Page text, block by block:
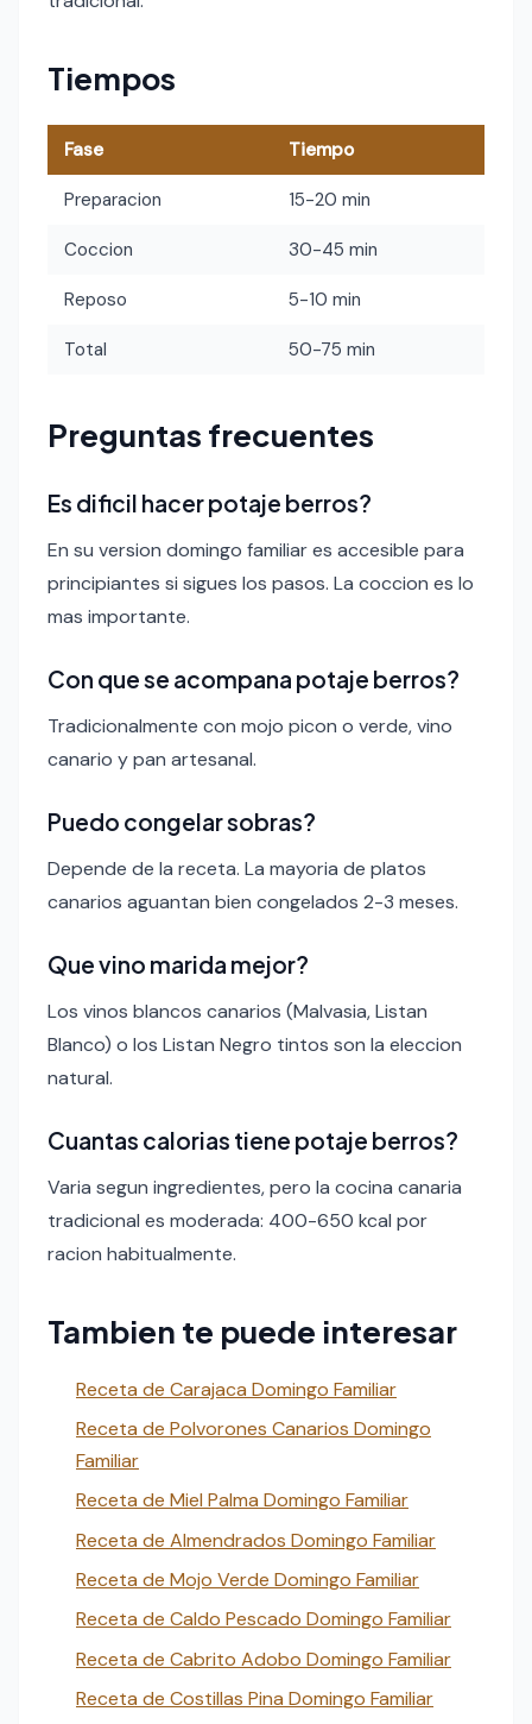
Tiempos
Fase Tiempo
Preparacion 15-20 min
Coccion 30-45 min
Reposo 5-10 min
Total 50-75 min
Preguntas frecuentes
Es dificil hacer potaje berros?
En su version domingo familiar es accesible para
principiantes si sigues los pasos. La coccion es lo
mas importante.
Con que se acompana potaje berros?
Tradicionalmente con mojo picon o verde, vino
canario y pan artesanal.
Puedo congelar sobras?
Depende de la receta. La mayoria de platos
canarios aguantan bien congelados 2-3 meses.
Que vino marida mejor?
Los vinos blancos canarios (Malvasia, Listan
Blanco) o los Listan Negro tintos son la eleccion
natural.
Cuantas calorias tiene potaje berros?
Varia segun ingredientes, pero la cocina canaria
tradicional es moderada: 400-650 kcal por
racion habitualmente.
Tambien te puede interesar
Receta de Carajaca Domingo Familiar
Receta de Polvorones Canarios Domingo
Familiar
Receta de Miel Palma Domingo Familiar
Receta de Almendrados Domingo Familiar
Receta de Mojo Verde Domingo Familiar
Receta de Caldo Pescado Domingo Familiar
Receta de Cabrito Adobo Domingo Familiar
Receta de Costillas Pina Domingo Familiar